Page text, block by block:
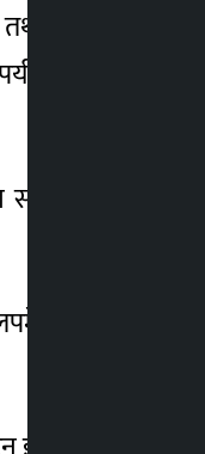
बीमा ०.०१
०.३०,
बैंकको ५.९१,